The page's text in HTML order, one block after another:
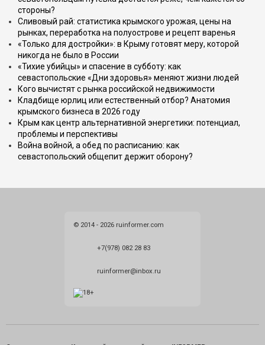
стороны?
Сливовый рай: статистика крымского урожая, цены на
рынках, переработка на полуострове и рецепт варенья
«Только для достройки»: в Крыму готовят меру, которой
никогда не было в России
«Тихие убийцы» и спасение в субботу: как
севастопольские «Дни здоровья» меняют жизни людей
Кого вычистят с рынка российской недвижимости
Кладбище юрлиц или естественный отбор? Анатомия
крымского бизнеса в 2026 году
Крым как центр альтернативной энергетики: потенциал,
проблемы и перспективы
Война войной, а обед по расписанию: как
севастопольский общепит держит оборону?
© 2014 - 2026 ruinformer.com
+7(978) 082 28 83
ruinformer@inbox.ru